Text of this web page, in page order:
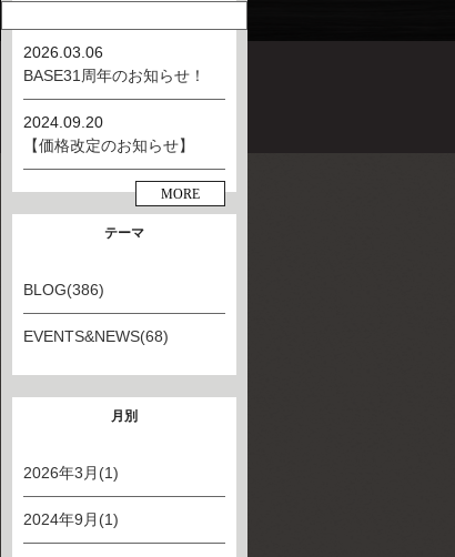
BLOG
2026.03.06
BASE31周年のお知らせ！
2024.09.20
【価格改定のお知らせ】
MORE
テーマ
BLOG(386)
EVENTS&NEWS(68)
月別
2026年3月(1)
2024年9月(1)